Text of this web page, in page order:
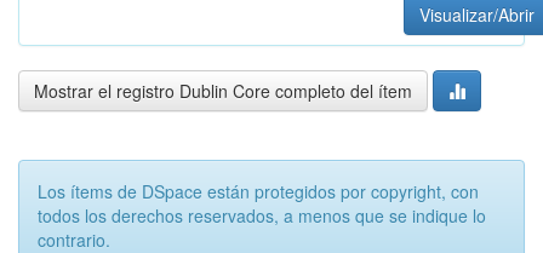
Visualizar/Abrir
Mostrar el registro Dublin Core completo del ítem
Los ítems de DSpace están protegidos por copyright, con
todos los derechos reservados, a menos que se indique lo
contrario.